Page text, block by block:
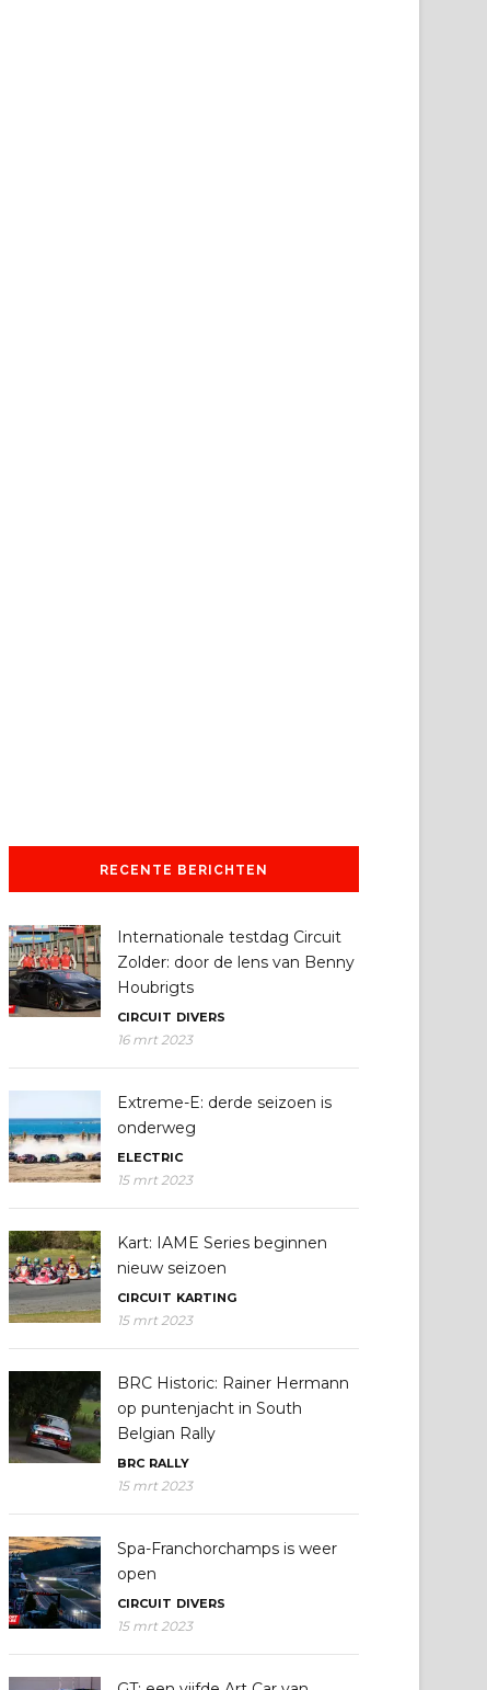
RECENTE BERICHTEN
Internationale testdag Circuit
Zolder: door de lens van Benny
Houbrigts
CIRCUIT DIVERS
16 mrt 2023
Extreme-E: derde seizoen is
onderweg
ELECTRIC
15 mrt 2023
Kart: IAME Series beginnen
nieuw seizoen
CIRCUIT KARTING
15 mrt 2023
BRC Historic: Rainer Hermann
op puntenjacht in South
Belgian Rally
BRC RALLY
15 mrt 2023
Spa-Franchorchamps is weer
open
CIRCUIT DIVERS
15 mrt 2023